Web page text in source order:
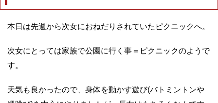
本日は先週から次女におねだりされていたピクニックへ。
次女にとっては家族で公園に行く事＝ピクニックのようで
す。
天気も良かったので、身体を動かす遊び(バトミントンや